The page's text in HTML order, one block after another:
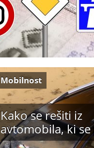
Kako se rešiti iz
avtomobila, ki
Mobilnost